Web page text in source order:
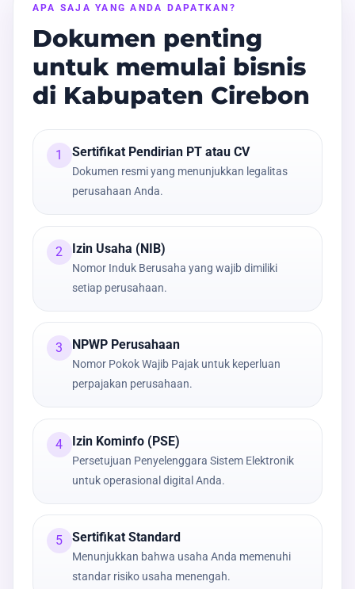
APA SAJA YANG ANDA DAPATKAN?
Dokumen penting
untuk memulai bisnis
di Kabupaten Cirebon
1 Sertifikat Pendirian PT atau CV
Dokumen resmi yang menunjukkan legalitas
perusahaan Anda.
2 Izin Usaha (NIB)
Nomor Induk Berusaha yang wajib dimiliki
setiap perusahaan.
3 NPWP Perusahaan
Nomor Pokok Wajib Pajak untuk keperluan
perpajakan perusahaan.
4 Izin Kominfo (PSE)
Persetujuan Penyelenggara Sistem Elektronik
untuk operasional digital Anda.
5 Sertifikat Standard
Menunjukkan bahwa usaha Anda memenuhi
standar risiko usaha menengah.